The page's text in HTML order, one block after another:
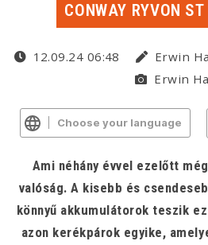
CONWAY RYVON
12.09.24 06:48
Erwin
Erwin
Choose your language
Ami néhány évvel ezelőtt
valóság. A kisebb és
könnyű akkumulátorok teszik
azon kerékpárok egyike,